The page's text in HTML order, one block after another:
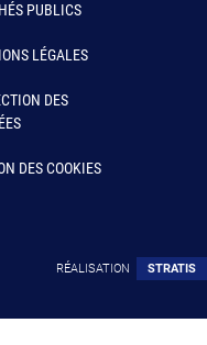
PUBLICS
LÉGALES
DES
DES COOKIES
RÉALISATION STRATIS